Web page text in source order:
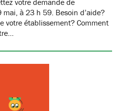
à 23 h 59. Besoin d’aide?
votre établissement? Comment